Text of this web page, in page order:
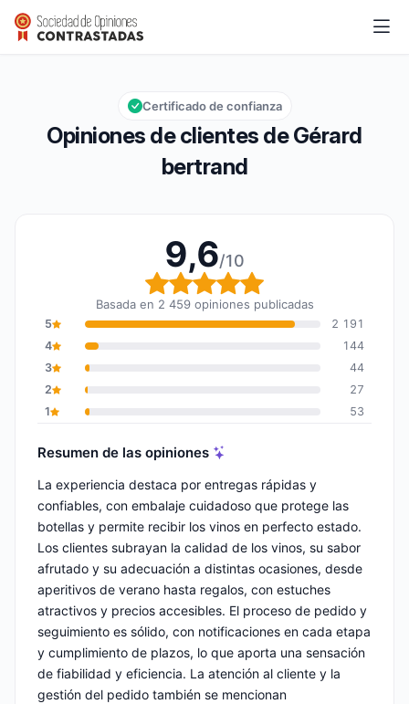
Gérard bertrand
Calificación global: 9,6 de 10
9,6/10
Opiniones de clientes de Gérard
bertrand
Certificado de confianza
9,6/10
Calificación global: 9,6
Basada en 2 459 opiniones publicadas
5
2 191
4
144
3
44
2
27
1
53
Resumen de las opiniones
La experiencia destaca por entregas rápidas y
confiables, con embalaje cuidadoso que protege las
botellas y permite recibir los vinos en perfecto estado.
Los clientes subrayan la calidad de los vinos, su sabor
afrutado y su adecuación a distintas ocasiones, desde
aperitivos de verano hasta regalos, con estuches
atractivos y precios accesibles. El proceso de pedido y
seguimiento es sólido, con notificaciones en cada etapa
y cumplimiento de plazos, lo que aporta una sensación
de fiabilidad y eficiencia. La atención al cliente y la
gestión del pedido también se mencionan